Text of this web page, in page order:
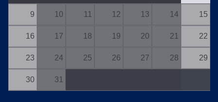
9 10 11 12 13 14 15
16 17 18 19 20 21 22
23 24 25 26 27 28 29
30 31